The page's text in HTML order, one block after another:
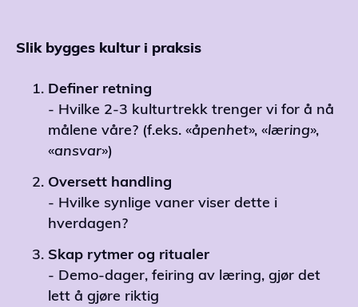
Slik bygges kultur i praksis
Definer retning
- Hvilke 2-3 kulturtrekk trenger vi for å nå
målene våre? (f.eks. «åpenhet», «læring»,
«ansvar»)
Oversett handling
- Hvilke synlige vaner viser dette i
hverdagen?
Skap rytmer og ritualer
- Demo-dager, feiring av læring, gjør det
lett å gjøre riktig